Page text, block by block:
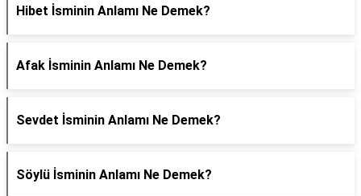
Hibet İsminin Anlamı Ne Demek?
Afak İsminin Anlamı Ne Demek?
Sevdet İsminin Anlamı Ne Demek?
Söylü İsminin Anlamı Ne Demek?